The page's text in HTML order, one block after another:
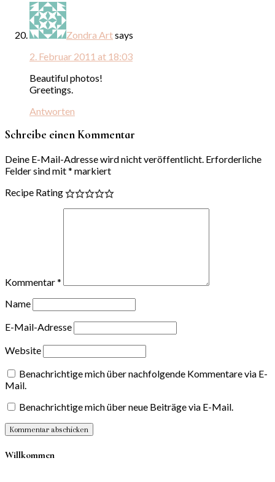
Zondra Artsays
2. Februar 2011 at 18:03
Beautiful photos!
Greetings.
Antworten
Schreibe einen Kommentar
Deine E-Mail-Adresse wird nicht veröffentlicht. Erforderliche
Felder sind mit* markiert
Recipe Rating
Kommentar*
Name
E-Mail-Adresse
Website
Benachrichtige mich über nachfolgende Kommentare via E-
Mail.
Benachrichtige mich über neue Beiträge via E-Mail.
Willkommen